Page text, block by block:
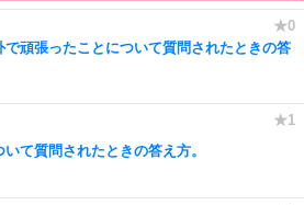
で頑張ったことについて質問されたときの答
いて質問されたときの答え方。